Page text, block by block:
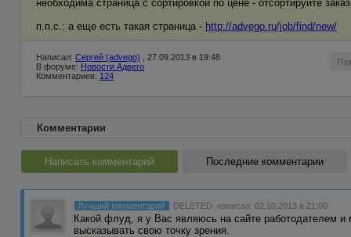
необходима страница с сортировкой по цене - отсортируйте
п.п.с.: а еще есть такая страница - http://advego.ru/job/find/new/
Написал: Сергей (advego) , 27.09.2013 в 19:48
В форуме: Новости Адвего
Комментариев: 124
Комментарии
Написать комментарий Последние комментарии
Лучший комментарий DELETED написал 02.10.2013 в 21:00
Какой флуд, я у Вас являюсь на сайте работодателем
высказывать свою точку зрения.